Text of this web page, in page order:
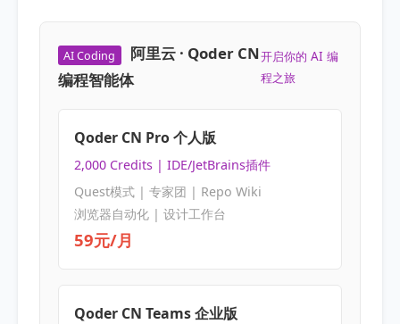
AI Coding
阿里云 · Qoder CN
编程智能体
开启你的 AI 编
程之旅
Qoder CN Pro 个人版
2,000 Credits | IDE/JetBrains插件
Quest模式 | 专家团 | Repo Wiki
浏览器自动化 | 设计工作台
59元/月
Qoder CN Teams 企业版